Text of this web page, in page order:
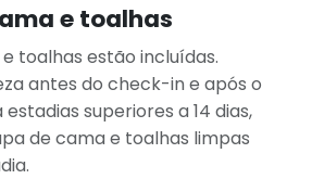
e toalhas
toalhas estão incluídas.
antes do check-in e após o
superiores a 14 dias,
de cama e toalhas limpas